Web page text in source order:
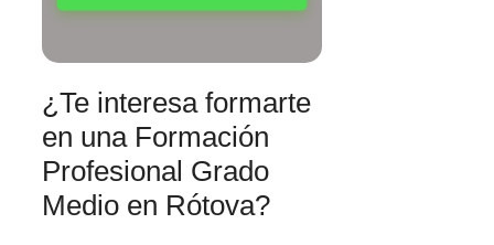
¿Te interesa formarte
en una Formación
Profesional Grado
Medio en Rótova?